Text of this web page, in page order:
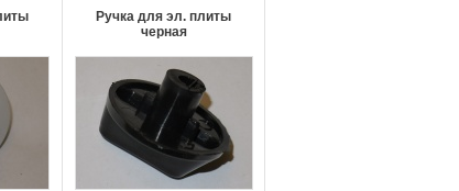
Ручка для эл. плиты
черная